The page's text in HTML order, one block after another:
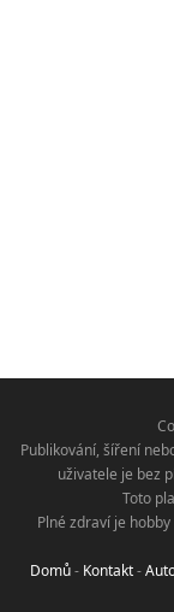
Publikování, šíření
uživatele je bez
Toto
Plné zdraví je
Domů- Kontakt-